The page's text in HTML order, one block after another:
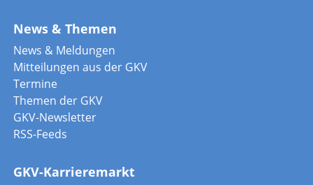
News & Themen
News & Meldungen
Mitteilungen aus der GKV
Termine
Themen der GKV
GKV-Newsletter
RSS-Feeds
GKV-Karrieremarkt